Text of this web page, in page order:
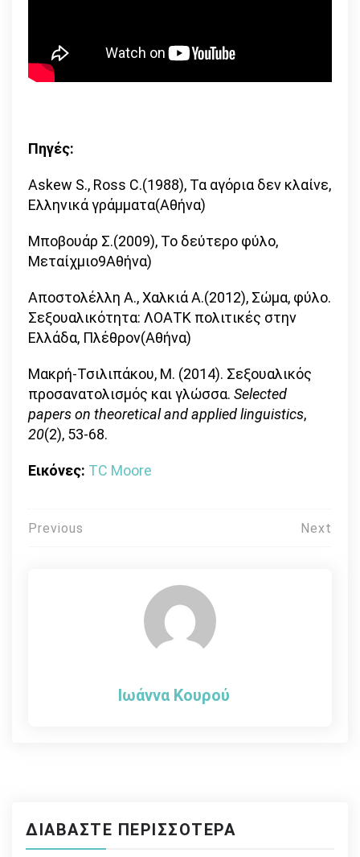
Πηγές:
Askew S., Ross C.(1988), Τα αγόρια δεν κλαίνε,
Ελληνικά γράμματα(Αθήνα)
Μποβουάρ Σ.(2009), Το δεύτερο φύλο,
Μεταίχμιο9Αθήνα)
Αποστολέλλη Α., Χαλκιά Α.(2012), Σώμα, φύλο.
Σεξουαλικότητα: ΛΟΑΤΚ πολιτικές στην
Ελλάδα, Πλέθρον(Αθήνα)
Μακρή-Τσιλιπάκου, Μ. (2014). Σεξουαλικός
προσανατολισμός και γλώσσα. Selected
papers on theoretical and applied linguistics,
20(2), 53-68.
Εικόνες: TC Moore
Πλοήγηση
Previous Next
Ιωάννα Κουρού
ΔΙΑΒΆΣΤΕ ΠΕΡΙΣΣΌΤΕΡΑ